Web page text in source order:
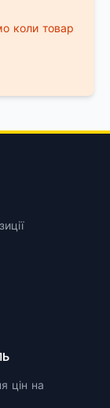
коли товар
цін на